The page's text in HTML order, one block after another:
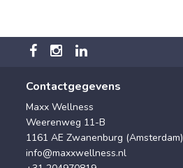
Contactgegevens
Maxx Wellness
Weerenweg 11-B
1161 AE Zwanenburg (Amsterdam)
info@maxxwellness.nl